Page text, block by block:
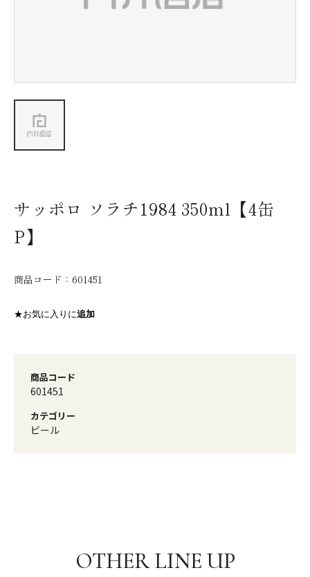
サッポロ ソラチ1984 350ml【4缶
P】
商品コード： 601451
★お気に入りに追加
商品コード
601451
カテゴリー
ビール